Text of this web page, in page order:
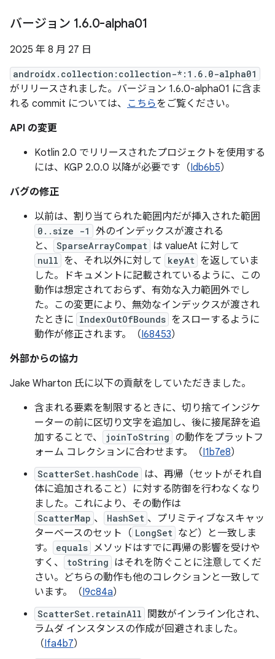
バージョン 1.6.0-alpha01
2025 年 8 月 27 日
androidx.collection:collection-*:1.6.0-alpha01
がリリースされました。バージョン 1.6.0-alpha01 に含ま
れる commit については、 こちらをご覧ください。
API の変更
Kotlin 2.0 でリリースされたプロジェクトを使用する
には、KGP 2.0.0 以降が必要です（Idb6b5）
バグの修正
以前は、割り当てられた範囲内だが挿入された範囲
0..size -1
外のインデックスが渡される
と、
SparseArrayCompat は valueAt に対して
null を、それ以外に対して keyAt を返していま
した。ドキュメントに記載されているように、この
動作は想定されておらず、有効な入力範囲外でし
た。この変更により、無効なインデックスが渡され
たときに IndexOutOfBounds をスローするように
動作が修正されます。（I68453）
外部からの協力
Jake Wharton 氏に以下の貢献をしていただきました。
含まれる要素を制限するときに、切り捨てインジケ
ーターの前に区切り文字を追加し、後に接尾辞を追
加することで、
joinToString の動作をプラットフ
ォーム コレクションに合わせます。（I1b7e8）
ScatterSet.hashCode は、再帰（セットがそれ自
体に追加されること）に対する防御を行わなくなり
ました。これにより、その動作は
ScatterMap 、 HashSet 、プリミティブなスキャッ
ターベースのセット（ LongSet など）と一致しま
す。
equals メソッドはすでに再帰の影響を受けや
すく、
toString はそれを防ぐことに注意してくだ
さい。どちらの動作も他のコレクションと一致して
います。（I9c84a）
ScatterSet.retainAll
関数がインライン化され、
ラムダ インスタンスの作成が回避されました。
（Ifa4b7）